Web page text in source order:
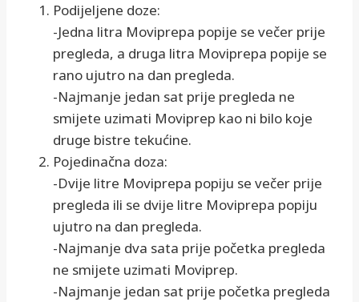
Podijeljene doze:
-Jedna litra Moviprepa popije se večer prije
pregleda, a druga litra Moviprepa popije se
rano ujutro na dan pregleda.
-Najmanje jedan sat prije pregleda ne
smijete uzimati Moviprep kao ni bilo koje
druge bistre tekućine.
Pojedinačna doza:
-Dvije litre Moviprepa popiju se večer prije
pregleda ili se dvije litre Moviprepa popiju
ujutro na dan pregleda.
-Najmanje dva sata prije početka pregleda
ne smijete uzimati Moviprep.
-Najmanje jedan sat prije početka pregleda